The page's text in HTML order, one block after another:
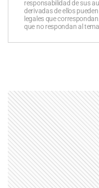
responsabilidad de sus
derivadas de ellos
legales que
que no respondan al